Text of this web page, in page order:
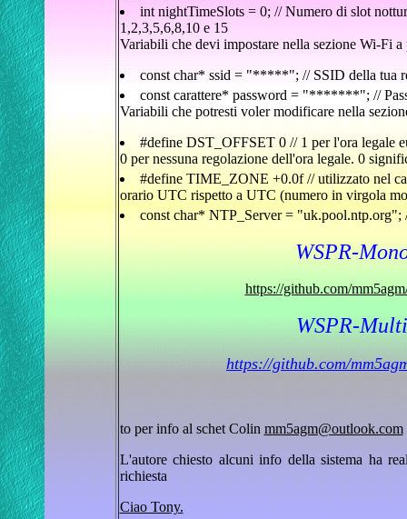
int nightTimeSlots = 0; // Numero di slot
1,2,3,5,6,8,10 e 15
Variabili che devi impostare nella sezione Wi-Fi
const char* ssid = "*****"; // SSID della tua
const carattere* password = "*******"; //
Variabili che potresti voler modificare nella
#define DST_OFFSET 0 // 1 per l'ora legale
0 per nessuna regolazione dell'ora legale. 0
#define TIME_ZONE +0.0f // utilizzato nel
orario UTC rispetto a UTC (numero in virgola
const char* NTP_Server = "uk.pool.ntp.org";
WSPR-
https://github.com/
WSPR-
https://github.com/
to per info al schet Colin mm5agm@outlook.com
L'autore chiesto alcuni info della sistema ha
richiesta
Ciao Tony.